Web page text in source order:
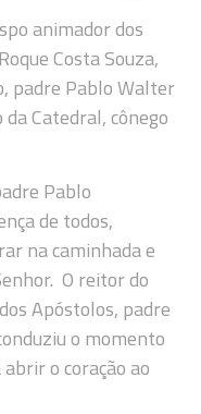
animador dos
Costa Souza,
padre Pablo Walter
Catedral, cônego
Pablo
de todos,
na caminhada e
O reitor do
Apóstolos, padre
o momento
o coração ao